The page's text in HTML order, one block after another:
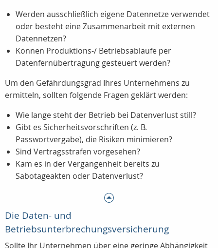
Werden ausschließlich eigene Datennetze verwendet
oder besteht eine Zusammenarbeit mit externen
Datennetzen?
Können Produktions-/ Betriebsabläufe per
Datenfernübertragung gesteuert werden?
Um den Gefährdungsgrad Ihres Unternehmens zu
ermitteln, sollten folgende Fragen geklärt werden:
Wie lange steht der Betrieb bei Datenverlust still?
Gibt es Sicherheitsvorschriften (z. B.
Passwortvergabe), die Risiken minimieren?
Sind Vertragsstrafen vorgesehen?
Kam es in der Vergangenheit bereits zu
Sabotageakten oder Datenverlust?
Die Daten- und
Betriebsunterbrechungsversicherung
Sollte Ihr Unternehmen über eine geringe Abhängigkeit